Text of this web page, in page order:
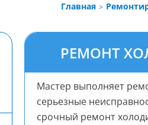
Главная
РЕМОНТ
Мастер выполняет
серьезные
срочный ремонт